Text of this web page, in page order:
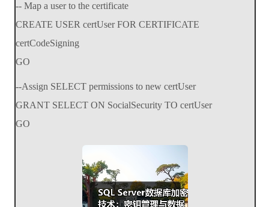
-- Map a user to the certificate
CREATE USER certUser FOR CERTIFICATE
certCodeSigning
GO
--Assign SELECT permissions to new certUser
GRANT SELECT ON SocialSecurity TO certUser
GO